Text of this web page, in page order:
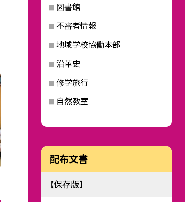
図書館
不審者情報
地域学校協働本部
沿革史
修学旅行
自然教室
配布文書
【保存版】